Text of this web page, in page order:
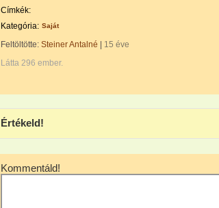
Címkék:
Kategória: Saját
Feltöltötte: Steiner Antalné
15 éve
Látta 296 ember.
Értékeld!
Kommentáld!